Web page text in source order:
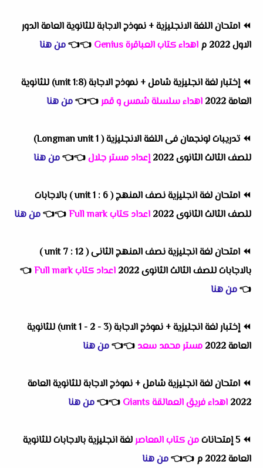
⏪ امتحان اللغة الانجليزية + نموذج الاجابة للثانوية العامة الدور
الاول 2022 م
اهداء كتاب العباقرة Genius 👈
👈من هنا
⏪
إختبار لغة انجليزية شامل + نموذج الاجابة (unit 1:8) للثانوية
العامة 2022
اهداء سلسلة شمس و قمر👈
👈من هنا
⏪
تدريبات لونجمان فى اللغة الانجليزية ( Longman unit 1)
للصف الثالث الثانوى 2022
إعداد مستر جلال👈
👈من هنا
⏪
امتحان لغة انجليزية نصف المنهج ( unit 1 : 6 ) بالاجابات
للصف الثالث الثانوى 2022
اعداد كتاب Full mark 👈
👈من هنا
⏪
امتحان لغة انجليزية نصف المنهج الثانى ( unit 7 : 12 )
بالاجابات للصف الثالث الثانوى 2022
اعداد كتاب Full mark
👈
👈من هنا
⏪
إختبار لغة انجليزية + نموذج الاجابة (unit 1 - 2 - 3) للثانوية
العامة 2022
مستر محمد سعد 👈
👈من هنا
⏪ امتحان لغة انجليزية شامل + نموذج الاجابة للثانوية العامة
2022 اهداء فريق العمالقة Giants 👈
👈من هنا
⏪5 إمتحانات من كتاب المعاصرلغة انجليزية بالاجابات للثانوية
العامة 2022 م
👈
👈من هنا